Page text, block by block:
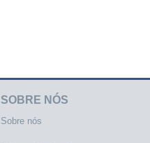
SOBRE NÓS
Sobre nós